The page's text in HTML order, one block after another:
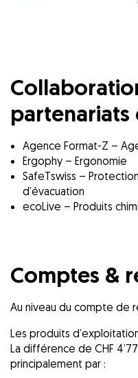
partenariats
Agence Format-Z –
Ergophy – Ergonomie
SafeTswiss –
d’évacuation
ecoLive – Produits
Comptes &
Au niveau du compte de
Les produits
La différence de CHF
principalement par :